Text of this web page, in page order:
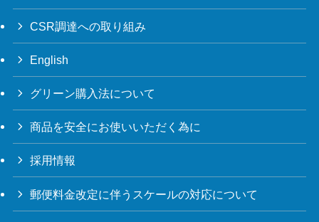
CSR調達への取り組み
English
グリーン購入法について
商品を安全にお使いいただく為に
採用情報
郵便料金改定に伴うスケールの対応について